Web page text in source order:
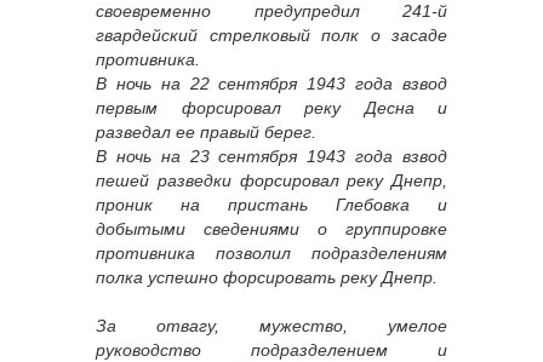
своевременно предупредил 241-й
гвардейский стрелковый полк о засаде
противника.
В ночь на 22 сентября 1943 года взвод
первым форсировал реку Десна и
разведал ее правый берег.
В ночь на 23 сентября 1943 года взвод
пешей разведки форсировал реку Днепр,
проник на пристань Глебовка и
добытыми сведениями о группировке
противника позволил подразделениям
полка успешно форсировать реку Днепр.
За отвагу, мужество, умелое
руководство подразделением и